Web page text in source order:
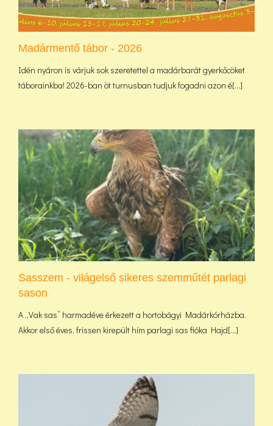
Madármentő tábor - 2026
Idén nyáron is várjuk sok szeretettel a madárbarát gyerkőcöket
táborainkba! 2026-ban öt turnusban tudjuk fogadni azon é[...]
Sasszem - világelső sikeres szemműtét parlagi
sason
A „Vak sas” harmadéve érkezett a hortobágyi Madárkórházba.
Akkor első éves, frissen kirepült hím parlagi sas fióka Hajd[...]